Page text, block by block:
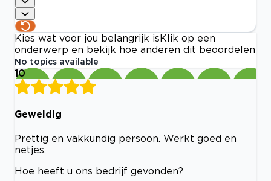
Kies wat voor jou belangrijk is Klik op een
onderwerp en bekijk hoe anderen dit beoordelen
No topics available
10
Geweldig
Prettig en vakkundig persoon. Werkt goed en
netjes.
Hoe heeft u ons bedrijf gevonden?